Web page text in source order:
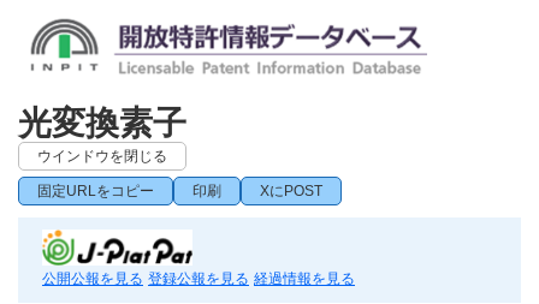
光変換素子
ウインドウを閉じる
固定URLをコピー 印刷 XにPOST
公開公報を見る 登録公報を見る 経過情報を見る